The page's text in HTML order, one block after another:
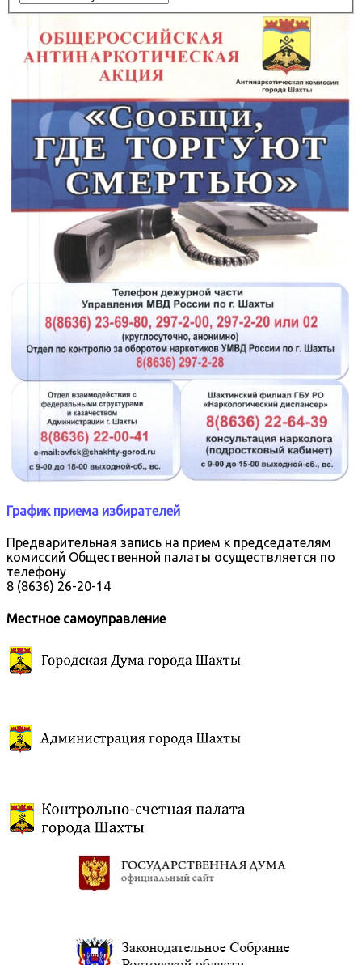
График приема избирателей
Предварительная запись на прием к председателям
комиссий Общественной палаты осуществляется по
телефону
8 (8636) 26-20-14
Местное самоуправление